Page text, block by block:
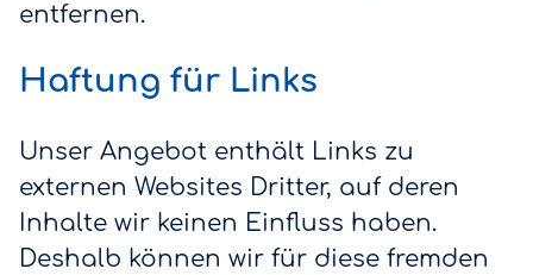
entfernen.
Haftung für Links
Unser Angebot enthält Links zu
externen Websites Dritter, auf deren
Inhalte wir keinen Einfluss haben.
Deshalb können wir für diese fremden